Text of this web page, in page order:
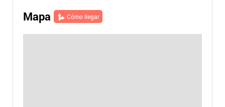
Mapa Cómo llegar